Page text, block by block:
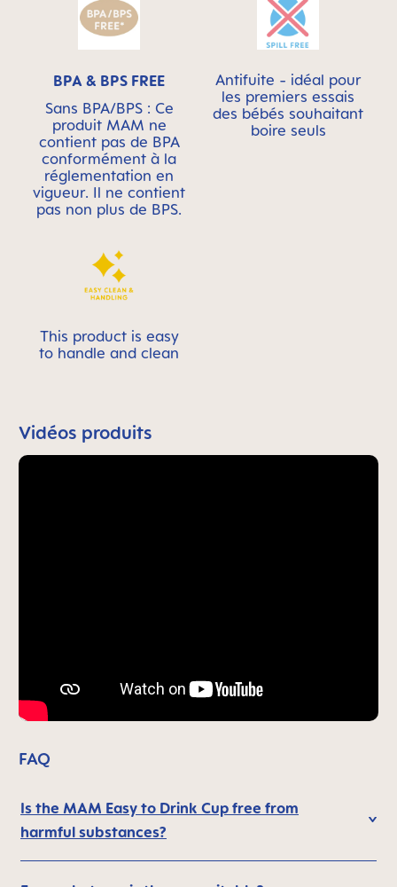
BPA & BPS FREE
Sans BPA/BPS : Ce
produit MAM ne
contient pas de BPA
conformément à la
réglementation en
vigueur. Il ne contient
pas non plus de BPS.
Antifuite - idéal pour
les premiers essais
des bébés souhaitant
boire seuls
This product is easy
to handle and clean
Vidéos produits
FAQ
Is the MAM Easy to Drink Cup free from
harmful substances?